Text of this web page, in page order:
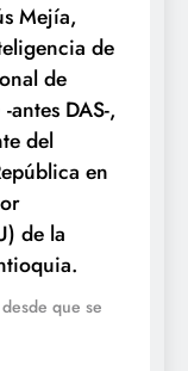
Mejía,
de
de
DAS-,
del
en
de la
que se